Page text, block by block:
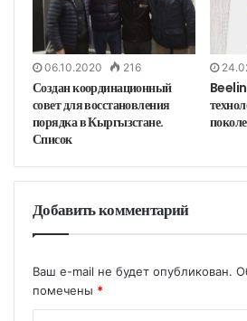
06.10.2020 216
Создан координационный
совет для восстановления
порядка в Кыргызстане.
Список
Добавить комментарий
Ваш e-mail не будет опубликован.
помечены *